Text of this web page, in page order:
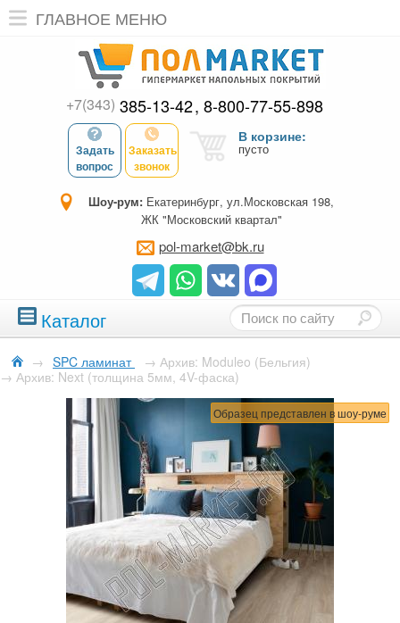
ГЛАВНОЕ МЕНЮ
+7(343) 385-13-42 8-800-77-55-898
Задать
вопрос
Заказать
звонок
В корзине:
пусто
Шоу-рум: Екатеринбург, ул.Московская 198,
ЖК "Московский квартал"
pol-market@bk.ru
Каталог
→ SPC ламинат → Архив: Moduleo (Бельгия)
→ Архив: Next (толщина 5мм, 4V-фаска)
Образец представлен в шоу-руме